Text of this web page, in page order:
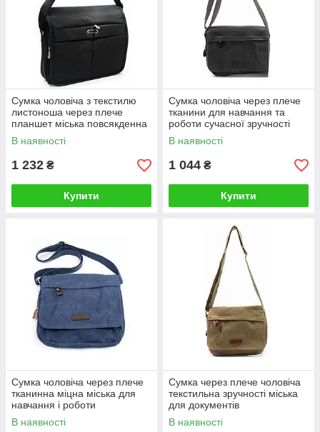
Сумка чоловіча з текстилю
листоноша через плече
планшет міська повсякденна
71 чорна
В наявності
1 232 ₴
Купити
Сумка чоловіча через плече
тканини для навчання та
роботи сучасної зручності
В наявності
1 044 ₴
Купити
Сумка чоловіча через плече
тканинна міцна міська для
навчання і роботи
В наявності
Сумка через плече чоловіча
текстильна зручності міська
для документів
В наявності